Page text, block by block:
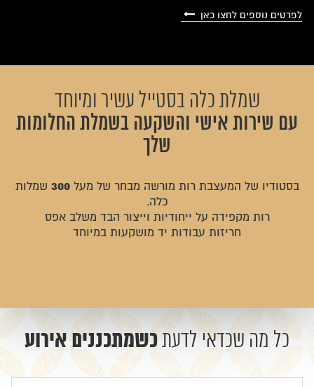
לפרטים נוספים לחצו כאן
שמלת כלה בסטייל עשיר ומיוחד
עם שירות אישי והשקעה בשמלת החלומות
שלך
בסטודיו של המעצבת רות מורשה מבחר של מעל300 שמלות
כלה.
רות מקפידה על ייחודיות וייצור הבד משלב אפס
חריזות עבודות יד מושקעות במיוחד
כל מה שכדאי לדעתכשמתכננים אירוע